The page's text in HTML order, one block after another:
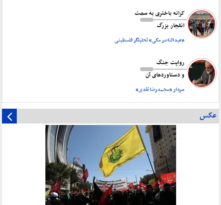
کرانه باختری به سمت
انفجار بزرگ
«عبدالناصر مکی» تحلیلگر فلسطینی
روایت جنگ
و دستاورد‌های آن
سردار «محمدرضا نقدی»
عکس